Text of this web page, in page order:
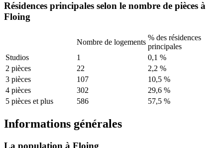
Résidences principales selon le nombre de pièces à
Floing
Nombre de logements
% des résidences
principales
Studios
1
0,1 %
2 pièces
22
2,2 %
3 pièces
107
10,5 %
4 pièces
302
29,6 %
5 pièces et plus
586 57,5 %
Informations générales
La population à Floing